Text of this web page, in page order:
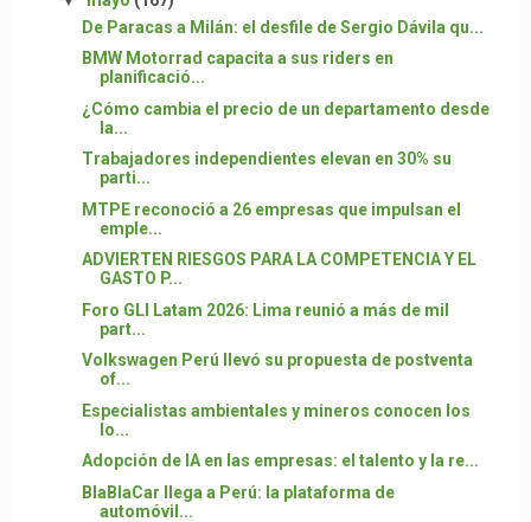
De Paracas a Milán: el desfile de Sergio Dávila qu...
BMW Motorrad capacita a sus riders en
planificació...
¿Cómo cambia el precio de un departamento desde
la...
Trabajadores independientes elevan en 30% su
parti...
MTPE reconoció a 26 empresas que impulsan el
emple...
ADVIERTEN RIESGOS PARA LA COMPETENCIA Y EL
GASTO P...
Foro GLI Latam 2026: Lima reunió a más de mil
part...
Volkswagen Perú llevó su propuesta de postventa
of...
Especialistas ambientales y mineros conocen los
lo...
Adopción de IA en las empresas: el talento y la re...
BlaBlaCar llega a Perú: la plataforma de
automóvil...